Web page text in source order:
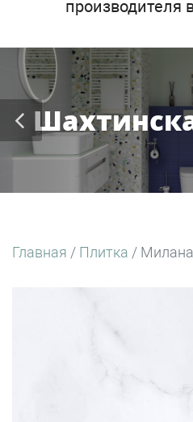
производителя
Главная / Плитка / Милана